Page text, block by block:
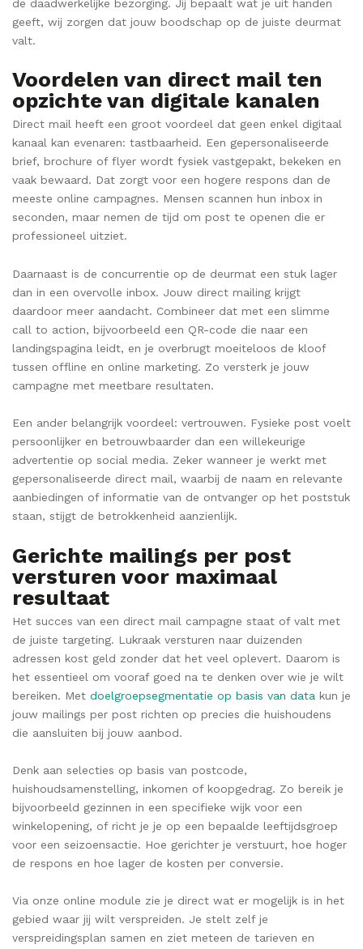
de daadwerkelijke bezorging. Jij bepaalt wat je uit handen
geeft, wij zorgen dat jouw boodschap op de juiste deurmat
valt.
Voordelen van direct mail ten
opzichte van digitale kanalen
Direct mail heeft een groot voordeel dat geen enkel digitaal
kanaal kan evenaren: tastbaarheid. Een gepersonaliseerde
brief, brochure of flyer wordt fysiek vastgepakt, bekeken en
vaak bewaard. Dat zorgt voor een hogere respons dan de
meeste online campagnes. Mensen scannen hun inbox in
seconden, maar nemen de tijd om post te openen die er
professioneel uitziet.
Daarnaast is de concurrentie op de deurmat een stuk lager
dan in een overvolle inbox. Jouw direct mailing krijgt
daardoor meer aandacht. Combineer dat met een slimme
call to action, bijvoorbeeld een QR-code die naar een
landingspagina leidt, en je overbrugt moeiteloos de kloof
tussen offline en online marketing. Zo versterk je jouw
campagne met meetbare resultaten.
Een ander belangrijk voordeel: vertrouwen. Fysieke post voelt
persoonlijker en betrouwbaarder dan een willekeurige
advertentie op social media. Zeker wanneer je werkt met
gepersonaliseerde direct mail, waarbij de naam en relevante
aanbiedingen of informatie van de ontvanger op het poststuk
staan, stijgt de betrokkenheid aanzienlijk.
Gerichte mailings per post
versturen voor maximaal
resultaat
Het succes van een direct mail campagne staat of valt met
de juiste targeting. Lukraak versturen naar duizenden
adressen kost geld zonder dat het veel oplevert. Daarom is
het essentieel om vooraf goed na te denken over wie je wilt
bereiken. Met doelgroepsegmentatie op basis van data kun je
jouw mailings per post richten op precies die huishoudens
die aansluiten bij jouw aanbod.
Denk aan selecties op basis van postcode,
huishoudsamenstelling, inkomen of koopgedrag. Zo bereik je
bijvoorbeeld gezinnen in een specifieke wijk voor een
winkelopening, of richt je je op een bepaalde leeftijdsgroep
voor een seizoensactie. Hoe gerichter je verstuurt, hoe hoger
de respons en hoe lager de kosten per conversie.
Via onze online module zie je direct wat er mogelijk is in het
gebied waar jij wilt verspreiden. Je stelt zelf je
verspreidingsplan samen en ziet meteen de tarieven en